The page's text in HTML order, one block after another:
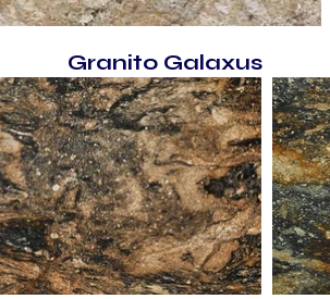
Granito Galaxus